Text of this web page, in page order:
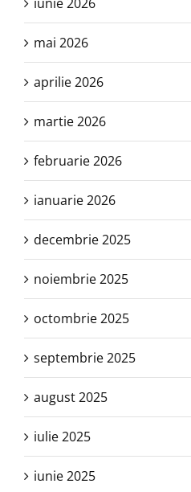
mai 2026
aprilie 2026
martie 2026
februarie 2026
ianuarie 2026
decembrie 2025
noiembrie 2025
octombrie 2025
septembrie 2025
august 2025
iulie 2025
iunie 2025